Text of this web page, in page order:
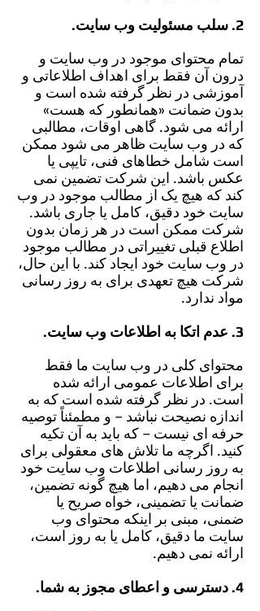
2. سلب مسئولیت وب سایت.
تمام محتوای موجود در وب سایت و
درون آن فقط برای اهداف اطلاعاتی و
آموزشی در نظر گرفته شده است و
بدون ضمانت «همانطور که هست»
ارائه می شود. گاهی اوقات، مطالبی
که در وب سایت ظاهر می شود ممکن
است شامل خطاهای فنی، تایپی یا
عکس باشد. این شرکت تضمین نمی
کند که هیچ یک از مطالب موجود در وب
سایت خود دقیق، کامل یا جاری باشد.
شرکت ممکن است در هر زمان بدون
اطلاع قبلی تغییراتی در مطالب موجود
در وب سایت خود ایجاد کند. با این حال،
شرکت هیچ تعهدی برای به روز رسانی
مواد ندارد.
3. عدم اتکا به اطلاعات وب سایت.
محتوای کلی در وب سایت ما فقط
برای اطلاعات عمومی ارائه شده
است. در نظر گرفته شده است که به
اندازه نصیحت نباشد – و مطمئناً توصیه
حرفه ای نیست – که باید به آن تکیه
کنید. اگرچه ما تلاش های معقولی برای
به روز رسانی اطلاعات وب سایت خود
انجام می دهیم، اما هیچ گونه تضمین،
ضمانت یا تضمینی، خواه صریح یا
ضمنی، مبنی بر اینکه محتوای وب
سایت ما دقیق، کامل یا به روز است،
ارائه نمی دهیم.
4. دسترسی و اعطای مجوز به شما.